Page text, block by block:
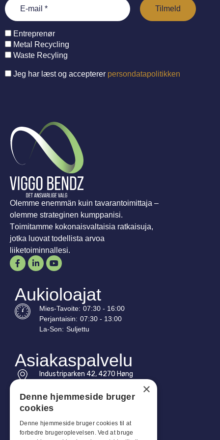
Entreprenør
Metal Recycling
Waste Recyling
Jeg har læst og accepterer persondatapolitikken
Olemme enemmän kuin tavarantoimittaja –
olemme strateginen kumppanisi.
Toimitamme kokonaisvaltaisia ratkaisuja,
jotka luovat todellista arvoa
liiketoiminnallesi.
Aukioloajat
Mies-Tavoite: 07:30 - 16:00
Perjantaisin: 07:30 - 13:00
La-Son: Suljettu
Asiakaspalvelu
Industriparken 42, 4270 Høng
Puh: +45 4396 4122
Sähköposti: vb@viggobendz.dk
×
Denne hjemmeside bruger
cookies
Denne hjemmeside bruger cookies til at
forbedre brugeroplevelsen. Ved at bruge